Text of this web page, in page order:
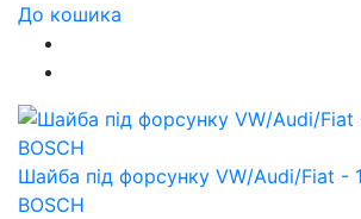
До кошика
Шайба під форсунку VW/Audi/Fiat -
BOSCH